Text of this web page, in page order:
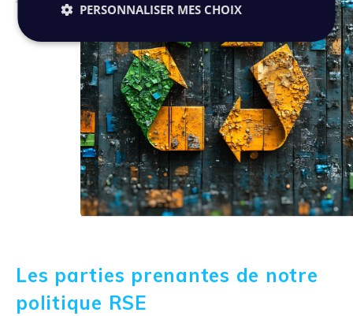
Les parties prenantes de notre
politique RSE
PERSONNALISER MES CHOIX